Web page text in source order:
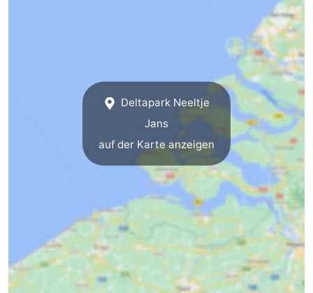
Schouwen-
Duiveland
-
Deltapark Neeltje
Jans
auf der Karte anzeigen